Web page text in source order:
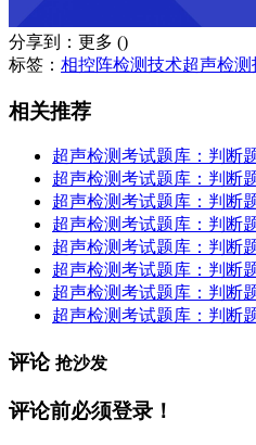
分享到： 更多 ()
标签： 相控阵检测技术超声检测
相关推荐
超声检测考试题库：判断
超声检测考试题库：判断
超声检测考试题库：判断
超声检测考试题库：判断
超声检测考试题库：判断
超声检测考试题库：判断
超声检测考试题库：判断
超声检测考试题库：判断
评论 抢沙发
评论前必须登录！